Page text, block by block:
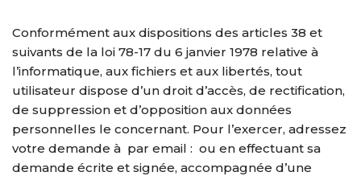
Conformément aux dispositions des articles 38 et
suivants de la loi 78-17 du 6 janvier 1978 relative à
l’informatique, aux fichiers et aux libertés, tout
utilisateur dispose d’un droit d’accès, de rectification,
de suppression et d’opposition aux données
personnelles le concernant. Pour l’exercer, adressez
votre demande à par email : ou en effectuant sa
demande écrite et signée, accompagnée d’une